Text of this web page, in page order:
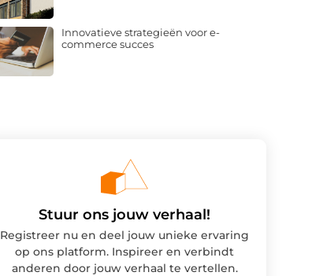
Innovatieve strategieën voor e-
commerce succes
Stuur ons jouw verhaal!
Registreer nu en deel jouw unieke ervaring
op ons platform. Inspireer en verbindt
anderen door jouw verhaal te vertellen.